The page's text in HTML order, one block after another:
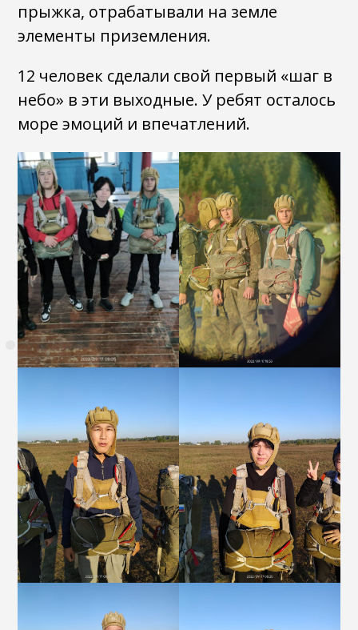
прыжка, отрабатывали на земле
элементы приземления.
12 человек сделали свой первый «шаг в
небо» в эти выходные. У ребят осталось
море эмоций и впечатлений.